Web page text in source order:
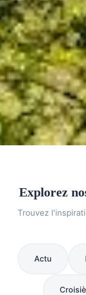
Explorez
Trouvez
Actu